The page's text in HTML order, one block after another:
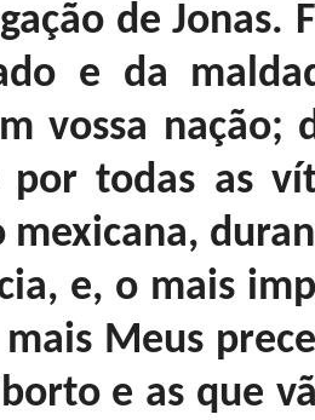
de Jonas.
e da
vossa nação;
todas as
mexicana,
e, o mais
Meus
e as que